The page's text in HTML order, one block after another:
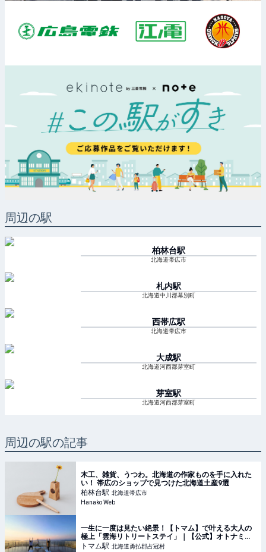
周辺の駅
柏林台駅
北海道帯広市
札内駅
北海道中川郡幕別町
西帯広駅
北海道帯広市
大成駅
北海道河西郡芽室町
芽室駅
北海道河西郡芽室町
周辺の駅の記事
木工、雑貨、うつわ。北海道の作家ものを手に入れた
い！ 帯広のショップで見つけた北海道土産9選
柏林台駅 北海道帯広市
Hanako Web
一生に一度は見たい絶景！【トマム】で叶える大人の
極上「雲海リトリートステイ」｜【公式】オトナミュ
ーズ ウェブ（otona MUSE）
トマム駅 北海道勇払郡占冠村